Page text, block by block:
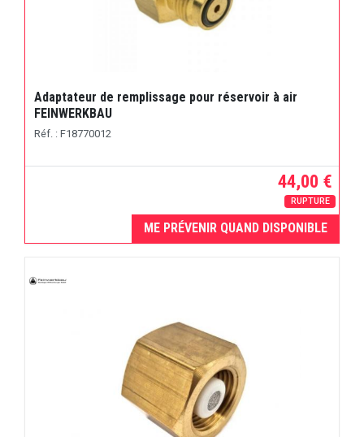
Adaptateur de remplissage pour réservoir à air
FEINWERKBAU
Réf. : F18770012
44,00 €
RUPTURE
ME PRÉVENIR QUAND DISPONIBLE